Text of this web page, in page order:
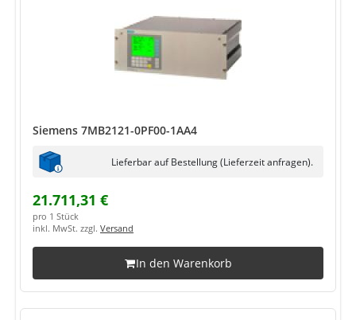
Siemens 7MB2121-0PF00-1AA4
Lieferbar auf Bestellung (Lieferzeit anfragen).
21.711,31 €
pro 1 Stück
inkl. MwSt. zzgl. Versand
In den Warenkorb